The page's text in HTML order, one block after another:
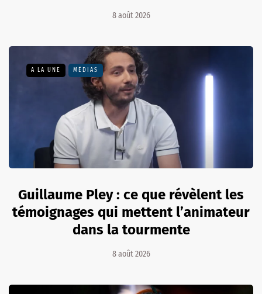
8 août 2026
A LA UNE MÉDIAS
Guillaume Pley : ce que révèlent les
témoignages qui mettent l’animateur
dans la tourmente
8 août 2026